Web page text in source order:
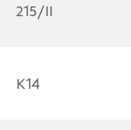
215/II
K14